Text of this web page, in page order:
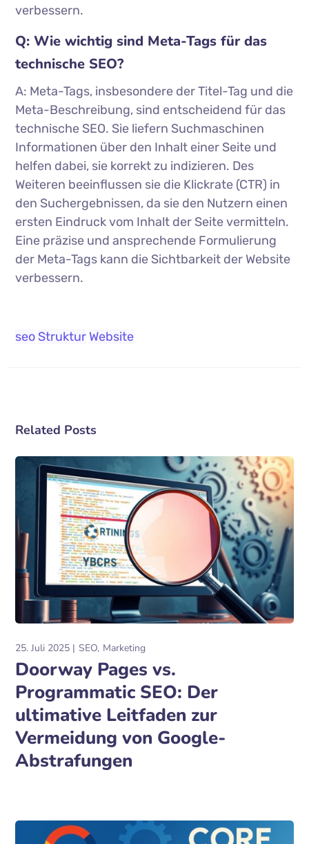
verbessern.
Q: Wie wichtig sind Meta-Tags für das
technische SEO?
A: Meta-Tags, insbesondere der Titel-Tag und die
Meta-Beschreibung, sind entscheidend für das
technische SEO. Sie liefern Suchmaschinen
Informationen über den Inhalt einer Seite und
helfen dabei, sie korrekt zu indizieren. Des
Weiteren beeinflussen sie die Klickrate (CTR) in
den Suchergebnissen, da sie den Nutzern einen
ersten Eindruck vom Inhalt der Seite vermitteln.
Eine präzise und ansprechende Formulierung
der Meta-Tags kann die Sichtbarkeit der Website
verbessern.
seo Struktur Website
Related Posts
25. Juli 2025 SEO Marketing
Doorway Pages vs.
Programmatic SEO: Der
ultimative Leitfaden zur
Vermeidung von Google-
Abstrafungen